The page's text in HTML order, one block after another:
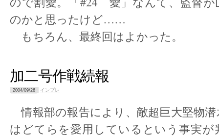
のかと思ったけど……
もちろん、最終回はよかった。
加二号作戦続報
2004/09/26 インプレ
情報部の報告により、敵超巨大堅物
はどてらを愛用しているという事実が